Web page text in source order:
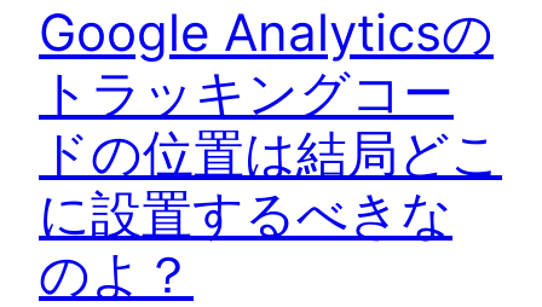
Google Analyticsの
トラッキングコー
ドの位置は結局どこ
に設置するべきな
のよ？